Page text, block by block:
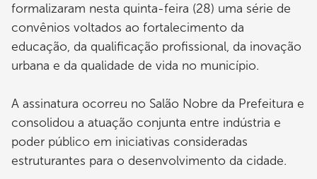
formalizaram nesta quinta-feira (28) uma série de
convênios voltados ao fortalecimento da
educação, da qualificação profissional, da inovação
urbana e da qualidade de vida no município.
A assinatura ocorreu no Salão Nobre da Prefeitura e
consolidou a atuação conjunta entre indústria e
poder público em iniciativas consideradas
estruturantes para o desenvolvimento da cidade.